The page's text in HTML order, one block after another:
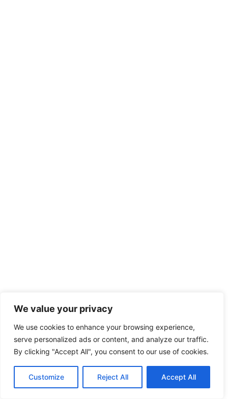
We value your privacy
We use cookies to enhance your browsing experience,
serve personalized ads or content, and analyze our traffic.
By clicking "Accept All", you consent to our use of cookies.
Customize Reject All Accept All